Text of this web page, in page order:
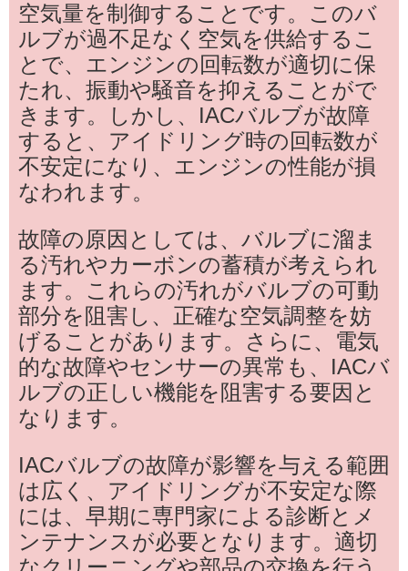
空気量を制御することです。このバ
ルブが過不足なく空気を供給するこ
とで、エンジンの回転数が適切に保
たれ、振動や騒音を抑えることがで
きます。しかし、IACバルブが故障
すると、アイドリング時の回転数が
不安定になり、エンジンの性能が損
なわれます。
故障の原因としては、バルブに溜ま
る汚れやカーボンの蓄積が考えられ
ます。これらの汚れがバルブの可動
部分を阻害し、正確な空気調整を妨
げることがあります。さらに、電気
的な故障やセンサーの異常も、IACバ
ルブの正しい機能を阻害する要因と
なります。
IACバルブの故障が影響を与える範囲
は広く、アイドリングが不安定な際
には、早期に専門家による診断とメ
ンテナンスが必要となります。適切
なクリーニングや部品の交換を行う